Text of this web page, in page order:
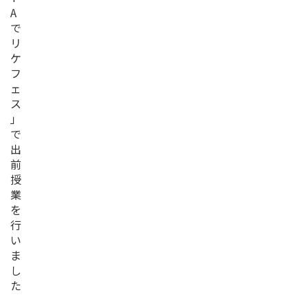
A
で
リ
ケ
フ
ェ
ス
」
で
出
前
授
業
を
行
い
ま
し
た